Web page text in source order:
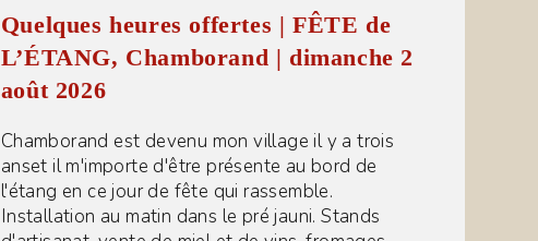
Quelques heures offertes | FÊTE de
L’ÉTANG, Chamborand | dimanche 2
août 2026
Chamborand est devenu mon village il y a trois
anset il m'importe d'être présente au bord de
l'étang en ce jour de fête qui rassemble.
Installation au matin dans le pré jauni. Stands